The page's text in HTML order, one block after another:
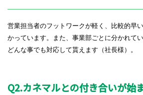
営業担当者のフットワークが軽く、比較的早
かっています。また、事業部ごとに分かれて
どんな事でも対応して貰えます（社長様）。
Q2.カネマルとの付き合いが始